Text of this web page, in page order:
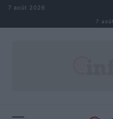
Aller au contenu
7 août 2026
7